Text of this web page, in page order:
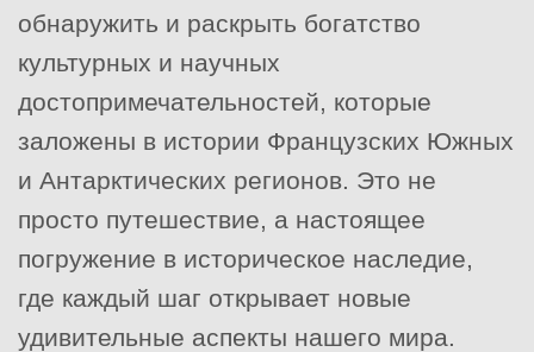
обнаружить и раскрыть богатство
культурных и научных
достопримечательностей, которые
заложены в истории Французских Южных
и Антарктических регионов. Это не
просто путешествие, а настоящее
погружение в историческое наследие,
где каждый шаг открывает новые
удивительные аспекты нашего мира.